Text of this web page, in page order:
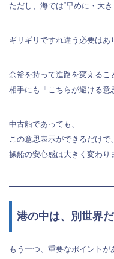
ただし、海では“早めに・大
ギリギリですれ違う必要はあ
余裕を持って進路を変えるこ
相手にも「こちらが避ける意
中古船であっても、
この意思表示ができるだけで、
操船の安心感は大きく変わり
港の中は、別世界
もう一つ、重要なポイントが